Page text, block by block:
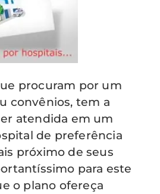
procuram por um
convênios, tem a
atendida em um
de preferência
próximo de seus
para este
o plano ofereça